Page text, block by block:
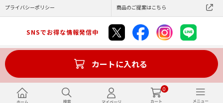
0
カートに入れる
プライバシーポリシー 商品のご提案はこちら
SNSでお得な情報発信中